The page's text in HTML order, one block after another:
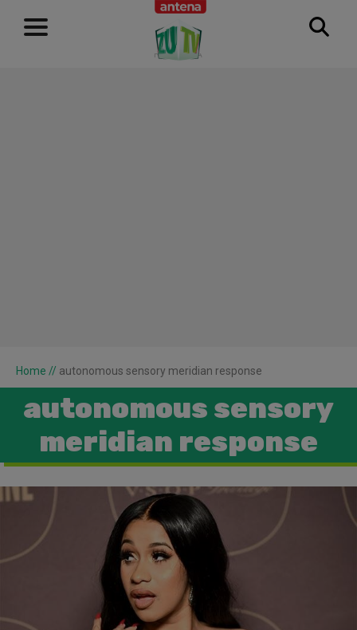
RECLAMĂ
Home // autonomous sensory meridian response
autonomous sensory
meridian response